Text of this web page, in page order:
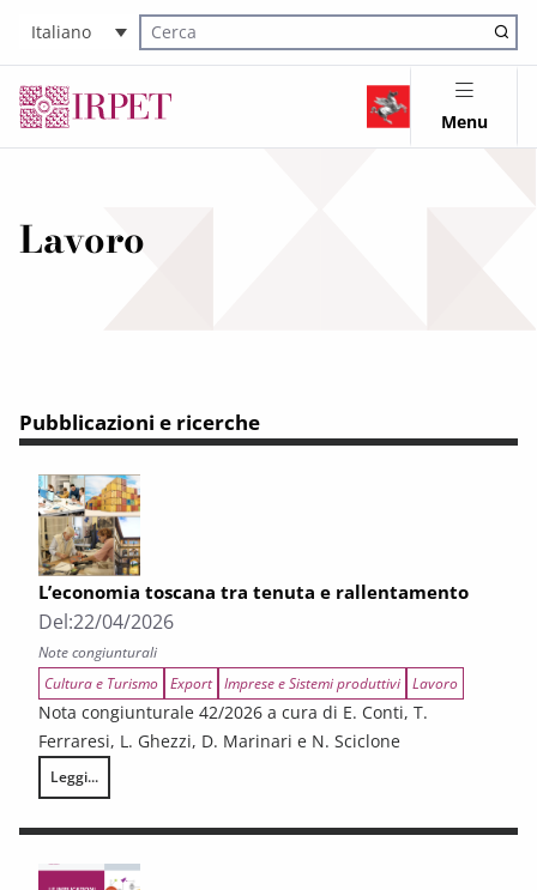
Italiano
Cerca nel sito
Menu
Lavoro
Pubblicazioni e ricerche
L’economia toscana tra tenuta e rallentamento
Del:22/04/2026
Note congiunturali
Cultura e Turismo Export Imprese e Sistemi produttivi Lavoro
Nota congiunturale 42/2026 a cura di E. Conti, T.
Ferraresi, L. Ghezzi, D. Marinari e N. Sciclone
Leggi...
L’economia toscana tra tenuta e rallentamento